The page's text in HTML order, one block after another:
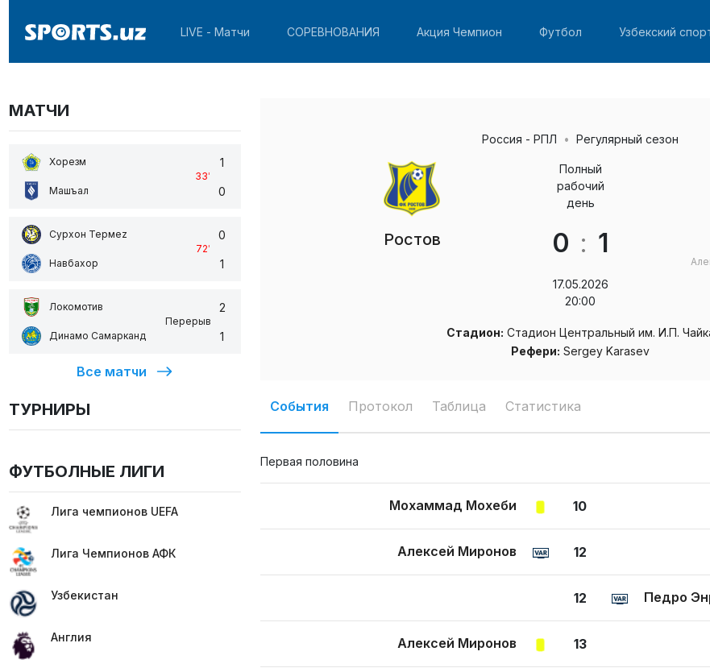
LIVE - Матчи СОРЕВНОВАНИЯ Акция Чемпион Футбол Узбекский
МАТЧИ
Хорезм
Машъал
33'
1
0
Сурхон Термеz
Навбахор
72'
0
1
Локомотив
Динамо Самарканд
Перерыв
2
1
Все матчи
ТУРНИРЫ
ФУТБОЛНЫЕ ЛИГИ
Лига чемпионов UEFA
Лига Чемпионов АФК
Узбекистан
Англия
Россия - РПЛ Регулярный сезон
Ростов
Полный
рабочий
день
0 : 1
17.05.2026
20:00
Стадион: Стадион Центральный им. И.П.
Рефери: Sergey Karasev
События Протокол Таблица Статистика
Первая половина
10
Мохаммад Мохеби
12
Алексей Миронов
12 Педро
13
Алексей Миронов